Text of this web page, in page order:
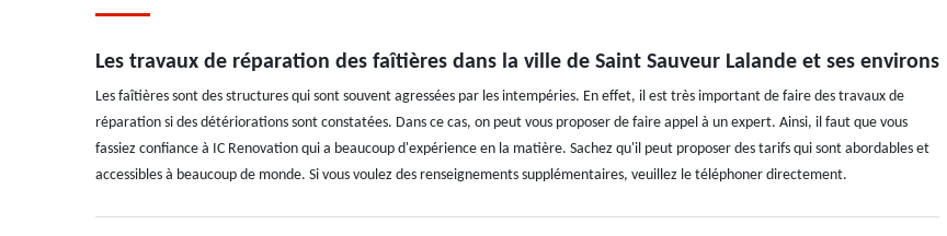
Les travaux de réparation des faîtières dans la ville de Saint Sauveur Lalande et ses environs
Les faîtières sont des structures qui sont souvent agressées par les intempéries. En effet, il est très important de faire des travaux de
réparation si des détériorations sont constatées. Dans ce cas, on peut vous proposer de faire appel à un expert. Ainsi, il faut que vous
fassiez confiance à IC Renovation qui a beaucoup d'expérience en la matière. Sachez qu'il peut proposer des tarifs qui sont abordables et
accessibles à beaucoup de monde. Si vous voulez des renseignements supplémentaires, veuillez le téléphoner directement.